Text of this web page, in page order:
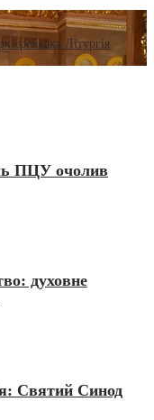
Літургія
ПЦУ очолив
духовне
Святий Синод